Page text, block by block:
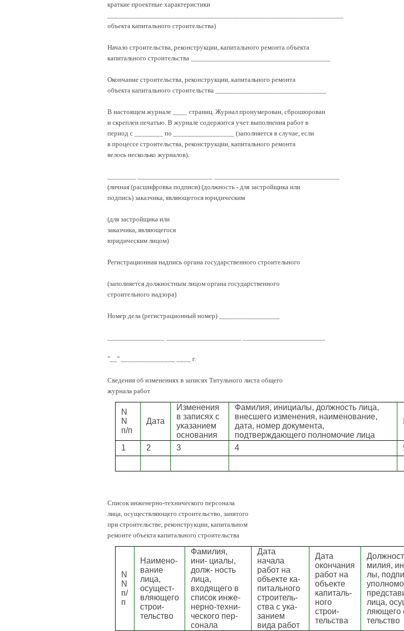
краткие проектные характеристики
объекта капитального строительства)
Начало строительства, реконструкции, капитального ремонта объекта
капитального строительства _______________________________________
Окончание строительства, реконструкции, капитального ремонта
объекта капитального строительства _______________________________
В настоящем журнале ____ страниц. Журнал пронумерован, сброшюрован
и скреплен печатью. В журнале содержится учет выполнения работ в
период с ________ по _________________ (заполняется в случае, если
в процессе строительства, реконструкции, капитального ремонта
велось несколько журналов).
(личная (расшифровка подписи) (должность - для застройщика или
подпись) заказчика, являющегося юридическим
(для застройщика или
заказчика, являющегося
юридическим лицом)
Регистрационная надпись органа государственного строительного
(заполняется должностным лицом органа государственного
строительного надзора)
Номер дела (регистрационный номер) _________________
"__" _______________ ____ г.
Сведения об изменениях в записях Титульного листа общего
журнала работ
N
N
п/п
Дата
Изменения
в записях с
указанием
основания
Фамилия, инициалы, должность лица,
внесшего изменения, наименование,
дата, номер документа,
подтверждающего полномочие лица
1 2 3 4
Список инженерно-технического персонала
лица, осуществляющего строительство, занятого
при строительстве, реконструкции, капитальном
ремонте объекта капитального строительства
N
N
п/
п
Наимено-
вание
лица,
осущест-
вляющего
строи-
тельство
Фамилия,
ини- циалы,
долж- ность
лица,
входящего в
список инже-
нерно-техни-
ческого пер-
сонала
Дата
начала
работ на
объекте ка-
питального
строитель-
ства с ука-
занием
вида работ
Дата
окончания
работ на
объекте
капиталь-
ного
строи-
тельства
милия,
лы,
лица,
ляющего
тельство